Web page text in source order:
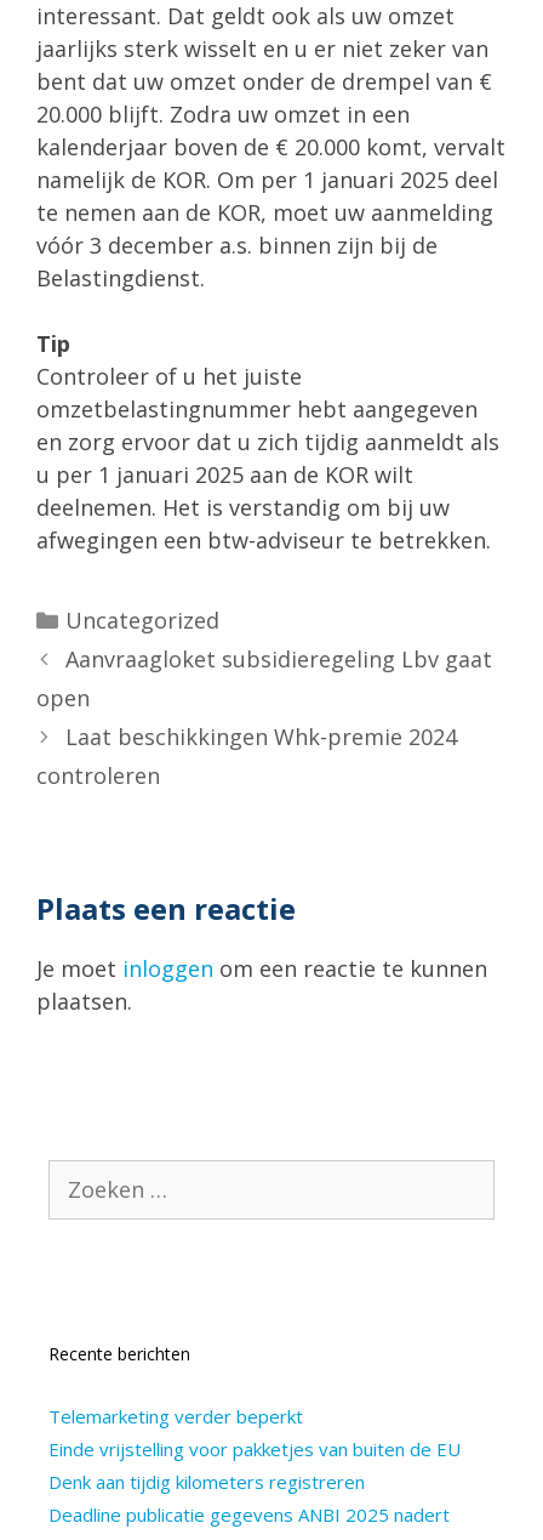
interessant. Dat geldt ook als uw omzet
jaarlijks sterk wisselt en u er niet zeker van
bent dat uw omzet onder de drempel van €
20.000 blijft. Zodra uw omzet in een
kalenderjaar boven de € 20.000 komt, vervalt
namelijk de KOR. Om per 1 januari 2025 deel
te nemen aan de KOR, moet uw aanmelding
vóór 3 december a.s. binnen zijn bij de
Belastingdienst.
Tip
Controleer of u het juiste
omzetbelastingnummer hebt aangegeven
en zorg ervoor dat u zich tijdig aanmeldt als
u per 1 januari 2025 aan de KOR wilt
deelnemen. Het is verstandig om bij uw
afwegingen een btw-adviseur te betrekken.
Categorieën
Uncategorized
Aanvraagloket subsidieregeling Lbv gaat
open
Laat beschikkingen Whk-premie 2024
controleren
Plaats een reactie
Je moet inloggen om een reactie te kunnen
plaatsen.
naar:
Recente berichten
Telemarketing verder beperkt
Einde vrijstelling voor pakketjes van buiten de EU
Denk aan tijdig kilometers registreren
Deadline publicatie gegevens ANBI 2025 nadert